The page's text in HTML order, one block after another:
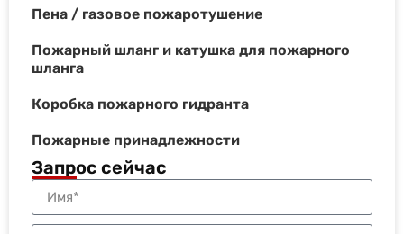
Пена / газовое пожаротушение
Пожарный шланг и катушка для пожарного
шланга
Коробка пожарного гидранта
Пожарные принадлежности
Запрос сейчас